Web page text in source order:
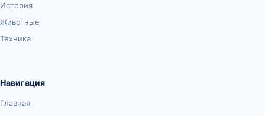
История
Животные
Техника
Навигация
Главная